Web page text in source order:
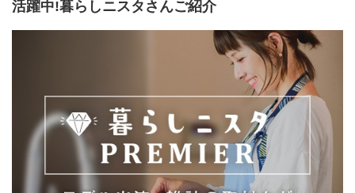
活躍中!暮らしニスタさんご紹介